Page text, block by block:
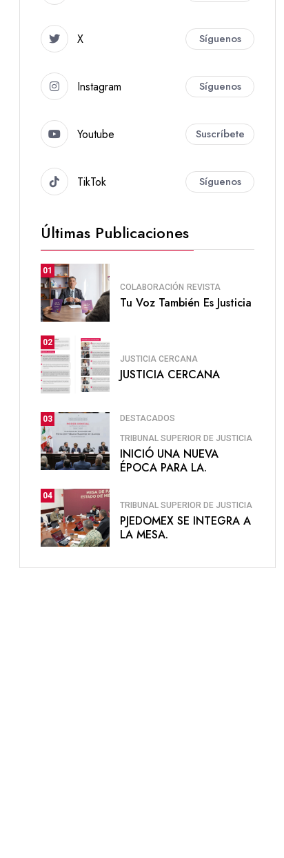
X Síguenos
Instagram Síguenos
Youtube Suscríbete
TikTok Síguenos
Últimas Publicaciones
01
COLABORACIÓN REVISTA
Tu Voz También Es Justicia
02
JUSTICIA CERCANA
JUSTICIA CERCANA
03 DESTACADOS
TRIBUNAL SUPERIOR DE JUSTICIA
INICIÓ UNA NUEVA
ÉPOCA PARA LA.
04
TRIBUNAL SUPERIOR DE JUSTICIA
PJEDOMEX SE INTEGRA A
LA MESA.